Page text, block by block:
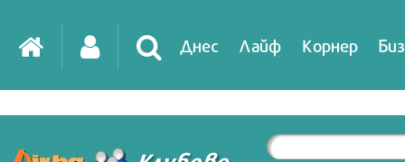
Днес Лайф Корнер
DirTV Impressio